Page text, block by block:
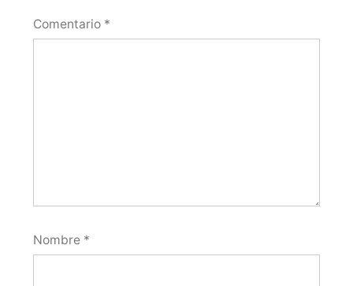
Comentario *
Nombre *